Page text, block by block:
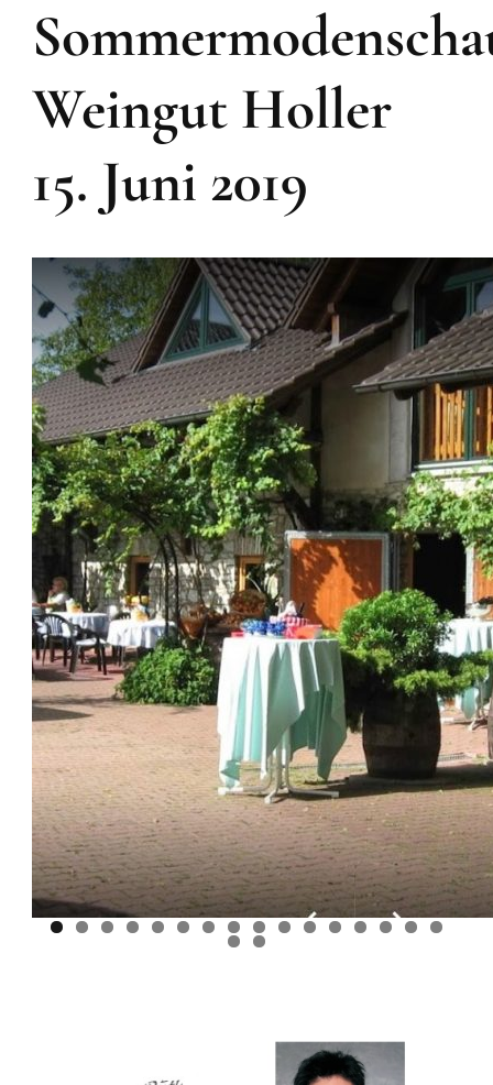
Weingut Holler
15. Juni 2019